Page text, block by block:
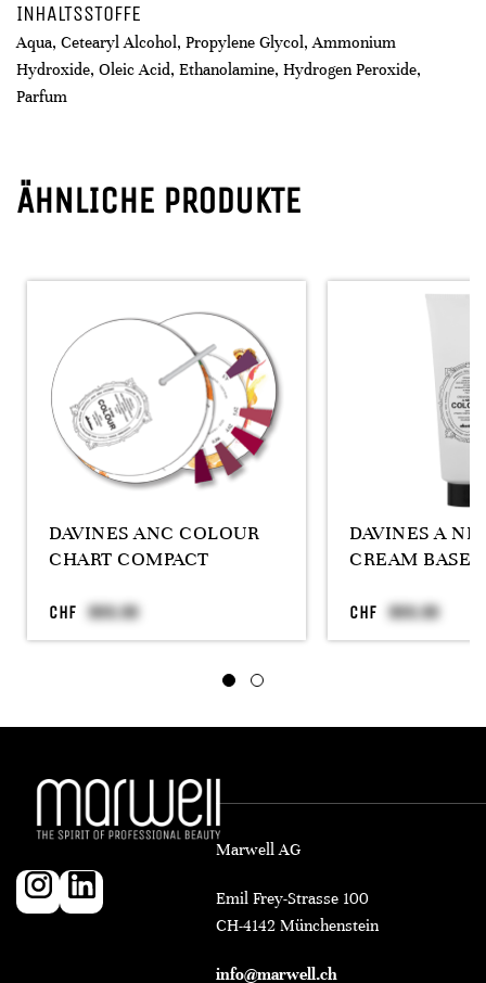
INHALTSSTOFFE
Aqua, Cetearyl Alcohol, Propylene Glycol, Ammonium
Hydroxide, Oleic Acid, Ethanolamine, Hydrogen Peroxide,
Parfum
ÄHNLICHE PRODUKTE
DAVINES ANC COLOUR
CHART COMPACT
CHF
DAVINES A
CREAM BASE
CHF
Marwell AG
Emil Frey-Strasse 100
CH-4142 Münchenstein
info@marwell.ch